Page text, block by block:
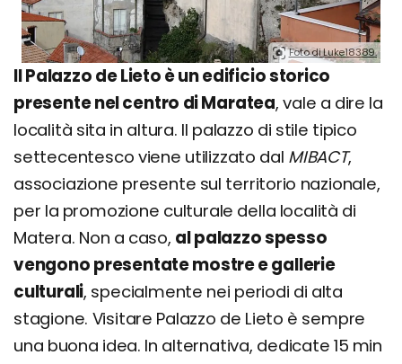
Foto di Luke18389.
Il Palazzo de Lieto è un edificio storico
presente nel centro di Maratea, vale a dire la
località sita in altura. Il palazzo di stile tipico
settecentesco viene utilizzato dal MIBACT,
associazione presente sul territorio nazionale,
per la promozione culturale della località di
Matera. Non a caso, al palazzo spesso
vengono presentate mostre e gallerie
culturali, specialmente nei periodi di alta
stagione. Visitare Palazzo de Lieto è sempre
una buona idea. In alternativa, dedicate 15 min